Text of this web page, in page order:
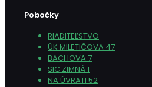
Pobočky
RIADITEĽSTVO
ÚK MILETIČOVA 47
BACHOVA 7
SIC ZIMNÁ 1
NA ÚVRATI 52